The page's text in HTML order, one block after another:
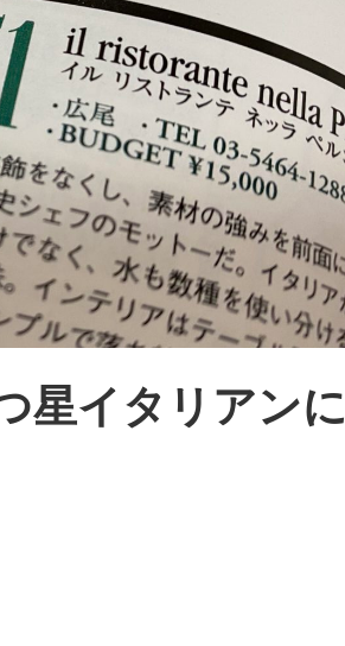
星イタリアンに